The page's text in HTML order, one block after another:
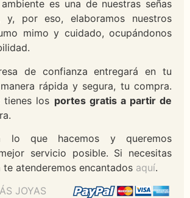
es una de nuestras señas
y, por eso, elaboramos nuestros
mimo y cuidado, ocupándonos
de confianza entregará en tu
rápida y segura, tu compra.
tienes los portes gratis a partir de
lo que hacemos y queremos
servicio posible. Si necesitas
te atenderemos encantados aquí.
JOYAS